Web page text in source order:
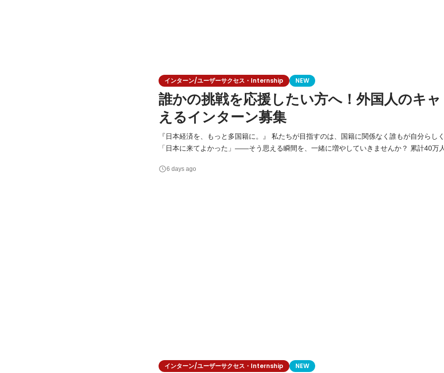
インターン/ユーザーサクセス・Internship NEW
誰かの挑戦を応援したい方へ！外国人のキ
えるインターン募集
『日本経済を、もっと多国籍に。』 私たちが目指すのは、国籍に関係なく誰もが自分らしく活躍できる社会。
「日本に来てよかった」——そう思える瞬間を、一緒に増やしていきませんか？ 累計40万人以上の在日外国人
要とする企業とを繋いでいます！ 求職者お一人おひとりの想いに寄り添い、企業の課題を解決する。 日本経済
6 days ago
インターン/ユーザーサクセス・Internship NEW